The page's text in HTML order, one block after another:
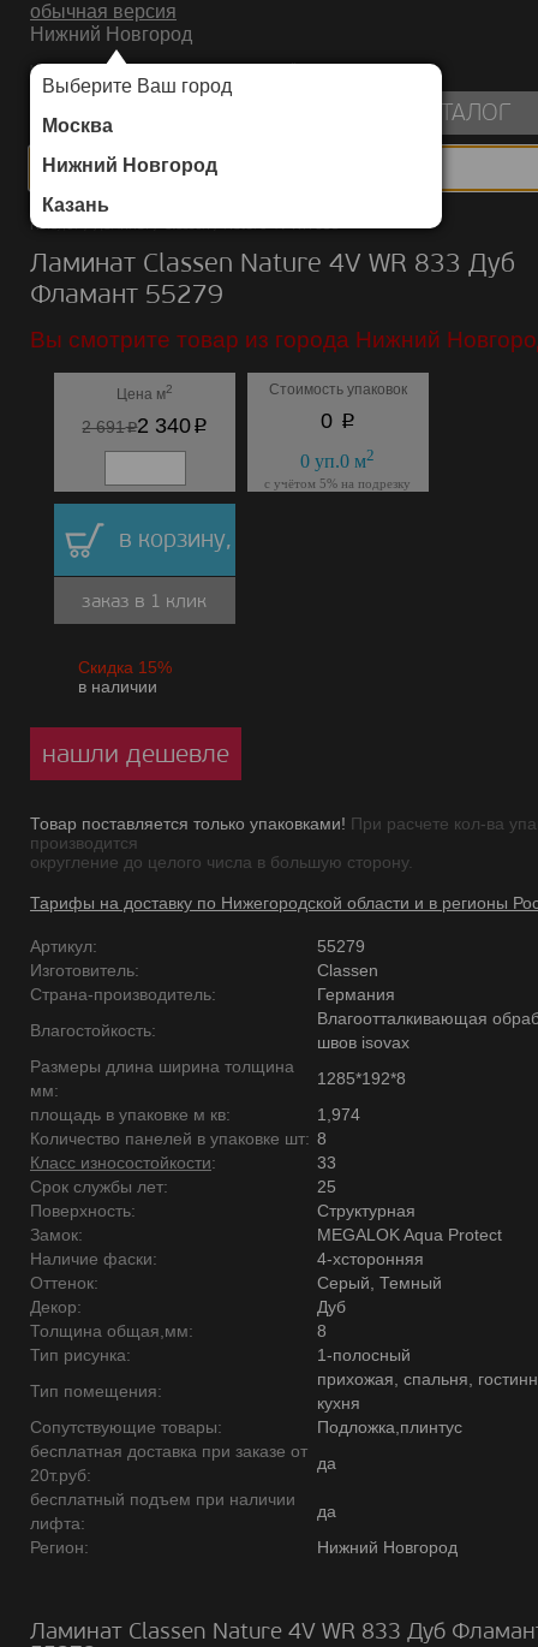
обычная версия
Нижний Новгород
Выберите Ваш город
Москва
Нижний Новгород
Казань
ИНТЕРНЕТ-МАГАЗИН НАПОЛЬНЫХ ПОКРЫТИЙ
КАТАЛОГ
Каталог/Ламинат/Classen/Nature 4V WR 833
Ламинат Classen Nature 4V WR 833 Дуб
Фламант 55279
Вы смотрите товар из города Нижний
Цена м2
2 691p2 340p
Стоимость упаковок
0 p
0 уп.0 м2
с учётом 5% на подрезку
в корзину,
заказ в 1 клик
Скидка 15%
в наличии
нашли дешевле
Товар поставляется только упаковками! При расчете кол-ва
производится
округление до целого числа в большую сторону.
Тарифы на доставку по Нижегородской области и в регионы
Артикул:
55279
Изготовитель:
Classen
Страна-производитель:
Германия
Влагостойкость:
Влагоотталкивающая
швов isovax
Размеры длина ширина толщина
мм:
1285*192*8
площадь в упаковке м кв:
1,974
Количество панелей в упаковке шт: 8
Класс износостойкости:
33
Срок службы лет:
25
Поверхность:
Структурная
Замок:
MEGALOK Aqua Protect
Наличие фаски:
4-хсторонняя
Оттенок:
Серый, Темный
Декор:
Дуб
Толщина общая,мм:
8
Тип рисунка:
1-полосный
Тип помещения:
прихожая, спальня,
кухня
Сопутствующие товары:
Подложка,плинтус
бесплатная доставка при заказе от
20т.руб:
да
бесплатный подъем при наличии
лифта:
да
Регион:
Нижний Новгород
Ламинат Classen Nature 4V WR 833 Дуб